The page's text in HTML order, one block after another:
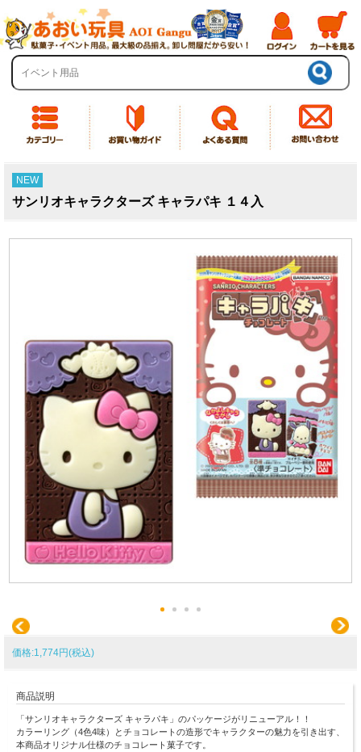
NEW
サンリオキャラクターズ キャラパキ １４入
価格:1,774円(税込)
商品説明
「サンリオキャラクターズ キャラパキ」のパッケージがリニューアル！！
カラーリング（4色4味）とチョコレートの造形でキャラクターの魅力を引き出す、
本商品オリジナル仕様のチョコレート菓子です。